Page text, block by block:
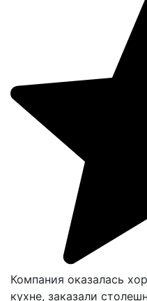
Компания оказалась
кухне, заказали